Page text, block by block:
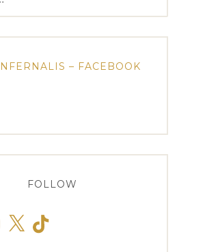
– FACEBOOK
FOLLOW
X TikTok